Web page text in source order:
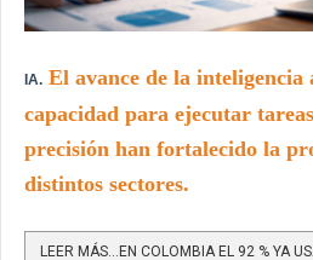
IA. El avance de la
capacidad para ejecutar
precisión han fortalecido la
distintos sectores.